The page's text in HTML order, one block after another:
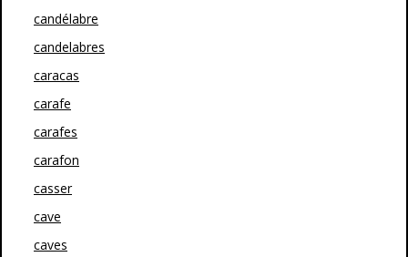
candélabre
candelabres
caracas
carafe
carafes
carafon
casser
cave
caves